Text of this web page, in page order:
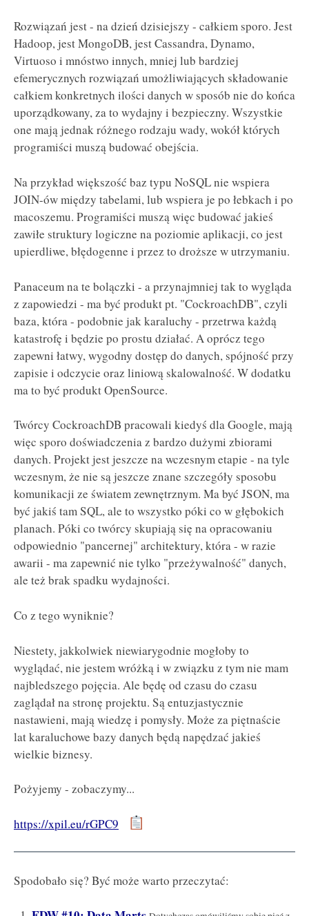
Rozwiązań jest - na dzień dzisiejszy - całkiem sporo. Jest
Hadoop, jest MongoDB, jest Cassandra, Dynamo,
Virtuoso i mnóstwo innych, mniej lub bardziej
efemerycznych rozwiązań umożliwiających składowanie
całkiem konkretnych ilości danych w sposób nie do końca
uporządkowany, za to wydajny i bezpieczny. Wszystkie
one mają jednak różnego rodzaju wady, wokół których
programiści muszą budować obejścia.
Na przykład większość baz typu NoSQL nie wspiera
JOIN-ów między tabelami, lub wspiera je po łebkach i po
macoszemu. Programiści muszą więc budować jakieś
zawiłe struktury logiczne na poziomie aplikacji, co jest
upierdliwe, błędogenne i przez to droższe w utrzymaniu.
Panaceum na te bolączki - a przynajmniej tak to wygląda
z zapowiedzi - ma być produkt pt. "CockroachDB", czyli
baza, która - podobnie jak karaluchy - przetrwa każdą
katastrofę i będzie po prostu działać. A oprócz tego
zapewni łatwy, wygodny dostęp do danych, spójność przy
zapisie i odczycie oraz liniową skalowalność. W dodatku
ma to być produkt OpenSource.
Twórcy CockroachDB pracowali kiedyś dla Google, mają
więc sporo doświadczenia z bardzo dużymi zbiorami
danych. Projekt jest jeszcze na wczesnym etapie - na tyle
wczesnym, że nie są jeszcze znane szczegóły sposobu
komunikacji ze światem zewnętrznym. Ma być JSON, ma
być jakiś tam SQL, ale to wszystko póki co w głębokich
planach. Póki co twórcy skupiają się na opracowaniu
odpowiednio "pancernej" architektury, która - w razie
awarii - ma zapewnić nie tylko "przeżywalność" danych,
ale też brak spadku wydajności.
Co z tego wyniknie?
Niestety, jakkolwiek niewiarygodnie mogłoby to
wyglądać, nie jestem wróżką i w związku z tym nie mam
najbledszego pojęcia. Ale będę od czasu do czasu
zaglądał na stronę projektu. Są entuzjastycznie
nastawieni, mają wiedzę i pomysły. Może za piętnaście
lat karaluchowe bazy danych będą napędzać jakieś
wielkie biznesy.
Pożyjemy - zobaczymy...
https://xpil.eu/rGPC9
Spodobało się? Być może warto przeczytać: